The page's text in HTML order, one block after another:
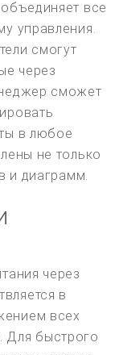
все
управления.
смогут
через
сможет
в любое
не только
и диаграмм.
через
в
всех
Для быстрого